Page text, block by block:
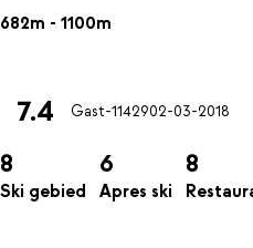
682m - 1100m
7.4 Gast-1142902-03-2018
8
Ski gebied
6
Apres ski
8